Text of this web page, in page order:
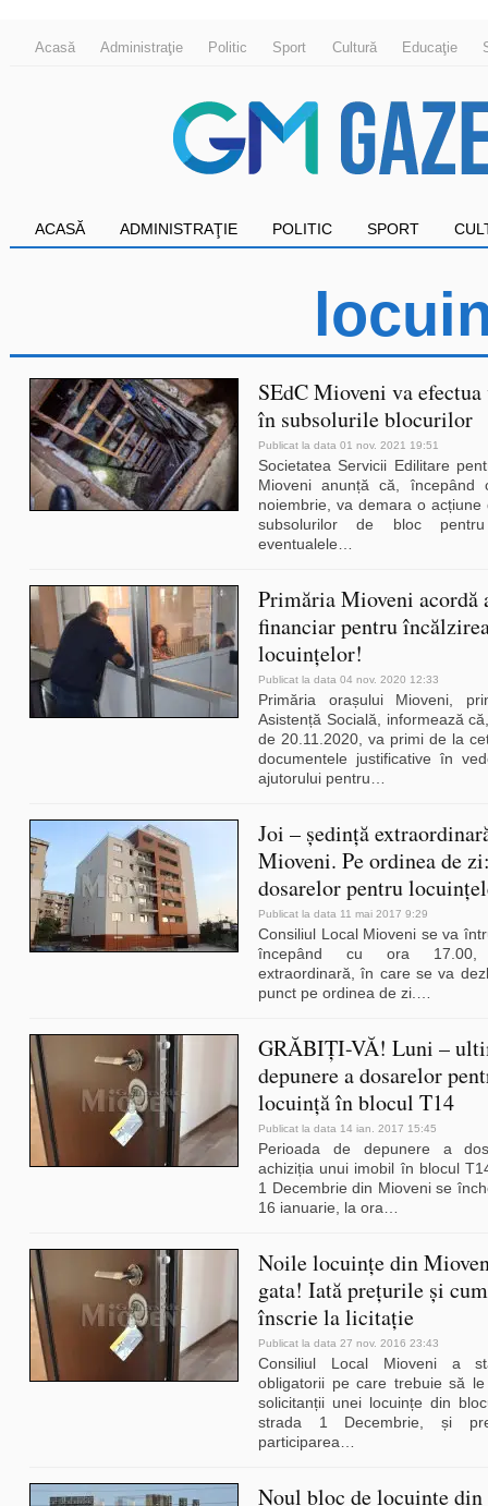
Acasă Administraţie Politic Sport Cultură Educaţie
ACASĂ ADMINISTRAŢIE POLITIC SPORT
SEdC Mioveni va
în subsolurile blocurilor
Publicat la data 01 nov. 2021 19:51
Societatea Servicii Edilitare
Mioveni anunță că,
noiembrie, va demara o acțiune
subsolurilor de bloc
eventualele
Primăria Mioveni acordă
financiar pentru
locuinţelor!
Publicat la data 04 nov. 2020 12:33
Primăria orașului Mioveni,
Asistență Socială, informează
de 20.11.2020, va primi de la
documentele justificative în
ajutorului pentru
Joi – ședință
Mioveni. Pe ordinea de
dosarelor pentru
Publicat la data 11 mai 2017 9:29
Consiliul Local Mioveni se va
începând cu ora
extraordinară, în care se va
punct pe ordinea de zi.
GRĂBIȚI-VĂ! Luni –
depunere a dosarelor
locuință în blocul T14
Publicat la data 14 ian. 2017 15:45
Perioada de depunere a
achiziția unui imobil în blocul
1 Decembrie din Mioveni se
16 ianuarie, la ora
Noile locuințe din
gata! Iată prețurile și
înscrie la licitație
Publicat la data 27 nov. 2016 23:43
Consiliul Local Mioveni a
obligatorii pe care trebuie să le
solicitanții unei locuințe din
strada 1 Decembrie, și
participarea
Noul bloc de locuințe